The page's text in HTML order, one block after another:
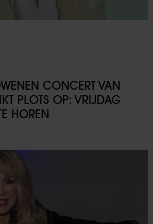
adverteren en analyse. Deze
combineren met andere
verstrekt of die ze hebben
gebruik van hun services. U
CONCERT VAN
PLOTS OP: VRIJDAG
HOREN